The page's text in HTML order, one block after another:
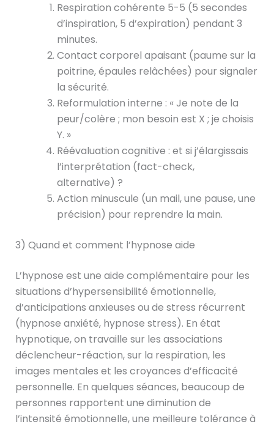
Respiration cohérente 5-5 (5 secondes
d’inspiration, 5 d’expiration) pendant 3
minutes.
Contact corporel apaisant (paume sur la
poitrine, épaules relâchées) pour signaler
la sécurité.
Reformulation interne : « Je note de la
peur/colère ; mon besoin est X ; je choisis
Y. »
Réévaluation cognitive : et si j’élargissais
l’interprétation (fact-check,
alternative) ?
Action minuscule (un mail, une pause, une
précision) pour reprendre la main.
3) Quand et comment l’hypnose aide
L’hypnose est une aide complémentaire pour les
situations d’hypersensibilité émotionnelle,
d’anticipations anxieuses ou de stress récurrent
(hypnose anxiété, hypnose stress). En état
hypnotique, on travaille sur les associations
déclencheur-réaction, sur la respiration, les
images mentales et les croyances d’efficacité
personnelle. En quelques séances, beaucoup de
personnes rapportent une diminution de
l’intensité émotionnelle, une meilleure tolérance à